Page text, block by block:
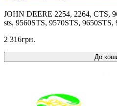
JOHN DEERE 2254, 2264, CTS,
sts, 9560STS, 9570STS, 9650STS,
2 316грн.
До